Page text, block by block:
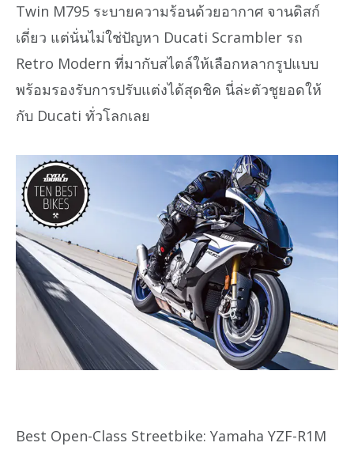
Twin M795 ระบายความร้อนด้วยอากาศ จานดิสก์
เดี่ยว แต่นั่นไม่ใช่ปัญหา Ducati Scrambler รถ
Retro Modern ที่มากับสไตล์ให้เลือกหลากรูปแบบ
พร้อมรองรับการปรับแต่งได้สุดชิค นี่ล่ะตัวชูยอดให้
กับ Ducati ทั่วโลกเลย
Best Open-Class Streetbike: Yamaha YZF-R1M